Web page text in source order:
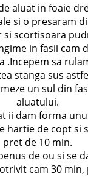
aluat in foaie
si o presaram
si scortisoara
in fasii cam
.Incepem sa
stanga sus
un sul din
aluatului.
ii dam forma
hartie de copt si
pret de 10 min.
de ou si se
cam 30 min,